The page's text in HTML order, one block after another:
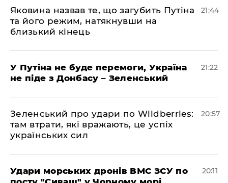
Яковина назвав те, що загубить Путіна
та його режим, натякнувши на
близький кінець
21:44
У Путіна не буде перемоги, Україна
не піде з Донбасу – Зеленський
21:22
Зеленський про удари по Wildberries:
там втрати, які вражають, це успіх
українських сил
20:57
Удари морських дронів ВМС ЗСУ по
20:11